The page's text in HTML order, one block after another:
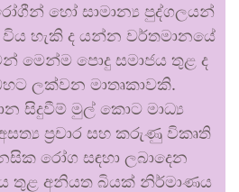
හෝ සාමාන්‍ය පුද්ගලයන්
හැකි ද යන්න වර්තමානයේ
මෙන්ම පොදු සමාජය තුළ ද
ලක්වන මාතෘකාවකි.
සිදුවීම් මුල් කොට මාධ්‍ය
ප්‍රචාර සහ කරුණු විකෘති
රෝග සඳහා ලබාදෙන
තුළ අනියත බියක් නිර්මාණය